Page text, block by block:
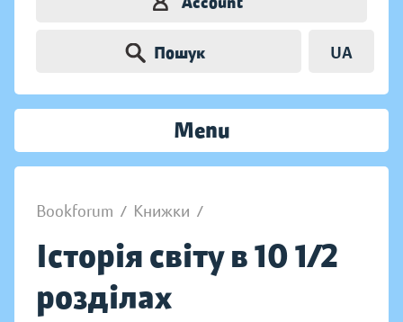
Пошук UA
Menu
Bookforum / Книжки /
Історія світу в 10 1/2
розділах